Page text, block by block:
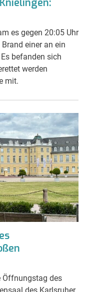
es gegen 20:05 Uhr
einer an ein
befanden sich
werden
mit.
Öffnungstag des
des Karlsruher